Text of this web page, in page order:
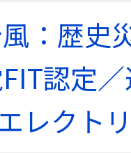
：歴史
認定
レクト